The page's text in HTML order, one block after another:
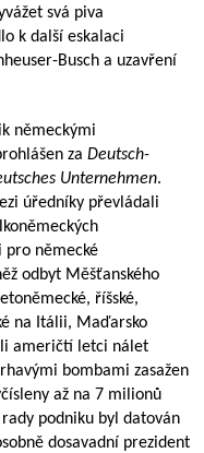
svá piva
k další eskalaci
Busch a uzavření
německými
za Deutsch-
Unternehmen.
úředníky převládali
pro německé
odbyt Měšťanského
říšské,
na Itálii, Maďarsko
američtí letci nálet
bombami zasažen
až na 7 milionů
podniku byl datován
dosavadní prezident